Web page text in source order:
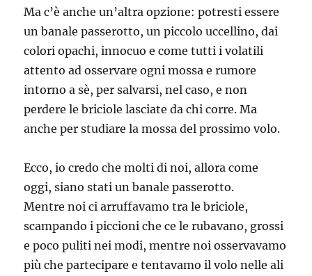
Ma c’è anche un’altra opzione: potresti essere
un banale passerotto, un piccolo uccellino, dai
colori opachi, innocuo e come tutti i volatili
attento ad osservare ogni mossa e rumore
intorno a sè, per salvarsi, nel caso, e non
perdere le briciole lasciate da chi corre. Ma
anche per studiare la mossa del prossimo volo.
Ecco, io credo che molti di noi, allora come
oggi, siano stati un banale passerotto.
Mentre noi ci arruffavamo tra le briciole,
scampando i piccioni che ce le rubavano, grossi
e poco puliti nei modi, mentre noi osservavamo
più che partecipare e tentavamo il volo nelle ali